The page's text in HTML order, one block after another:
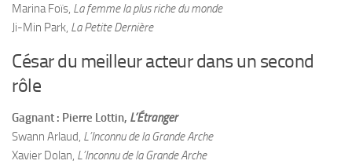
Marina Foïs, La femme la plus riche du monde
Ji-Min Park, La Petite Dernière
César du meilleur acteur dans un second
rôle
Gagnant : Pierre Lottin, L’Étranger
Swann Arlaud, L’Inconnu de la Grande Arche
Xavier Dolan, L’Inconnu de la Grande Arche